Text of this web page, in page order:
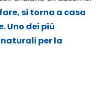
si torna a casa
Uno dei più
per la